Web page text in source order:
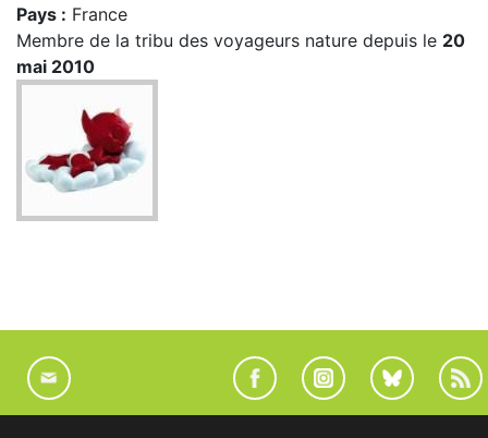
Pays : France
Membre de la tribu des voyageurs nature depuis le 20
mai 2010